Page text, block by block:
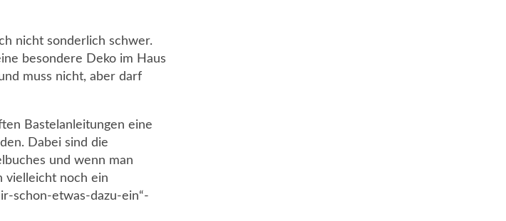
nicht sonderlich schwer.
besondere Deko im Haus
muss nicht, aber darf
Bastelanleitungen eine
Dabei sind die
und wenn man
vielleicht noch ein
schon-etwas-dazu-ein“-